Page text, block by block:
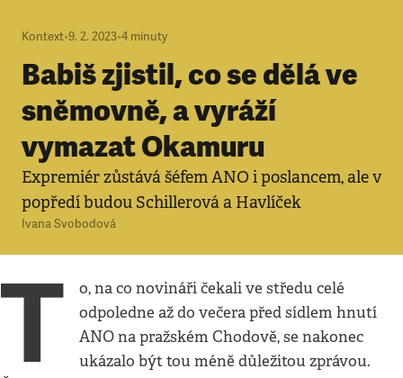
Kontext•9. 2. 2023•4 minuty
Babiš zjistil, co se dělá ve
sněmovně, a vyráží
vymazat Okamuru
Expremiér zůstává šéfem ANO i poslancem, ale v
popředí budou Schillerová a Havlíček
Ivana Svobodová
T
o, na co novináři čekali ve středu celé
odpoledne až do večera před sídlem hnutí
ANO na pražském Chodově, se nakonec
ukázalo být tou méně důležitou zprávou.